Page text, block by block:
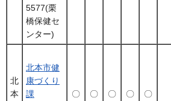
5577(栗
橋保健セ
ンター)
北
本
北本市健
康づくり
課
〇 〇 〇 〇 〇